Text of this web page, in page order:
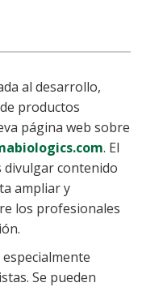
al desarrollo,
productos
página web sobre
. El
contenido
ampliar y
los profesionales
Se pueden